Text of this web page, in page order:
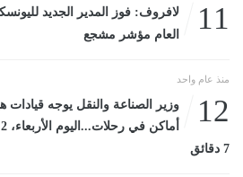
11
لافروف: فوز المدير الجديد
العام مؤشر مشجع
منذ عام واحد
12
وزير الصناعة والنقل يوجه قيادات
7 دقائق